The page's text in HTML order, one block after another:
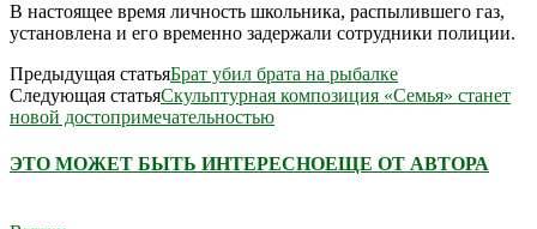
В настоящее время личность школьника, распылившего газ,
установлена и его временно задержали сотрудники полиции.
Предыдущая статьяБрат убил брата на рыбалке
Следующая статьяСкульптурная композиция «Семья» станет
новой достопримечательностью
ЭТО МОЖЕТ БЫТЬ ИНТЕРЕСНОЕЩЕ ОТ АВТОРА